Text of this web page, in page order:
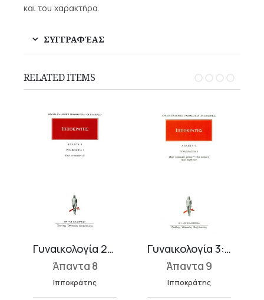
και του χαρακτήρα.
ΣΥΓΓΡΑΦΈΑΣ
RELATED ITEMS
Γυναικολογία 2: Περί Γυναικείων Β΄
Άπαντα 8
Ιπποκράτης
Γυναικολογία 3: Περί Γυναικείης Φύσιος, Περί Αφόρων, Περί Παρθενίων
Άπαντα 9
Ιπποκράτης